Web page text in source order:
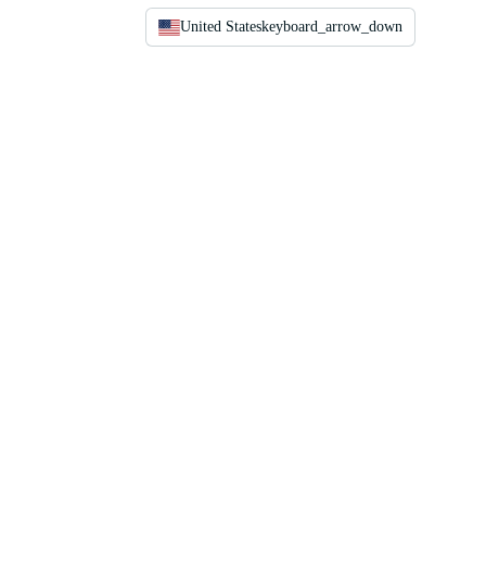
United Stateskeyboard_arrow_down